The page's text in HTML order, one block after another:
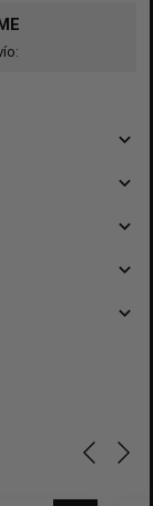
navigate_before
navigate_before
navigate_before
navigate_before
navigate_before